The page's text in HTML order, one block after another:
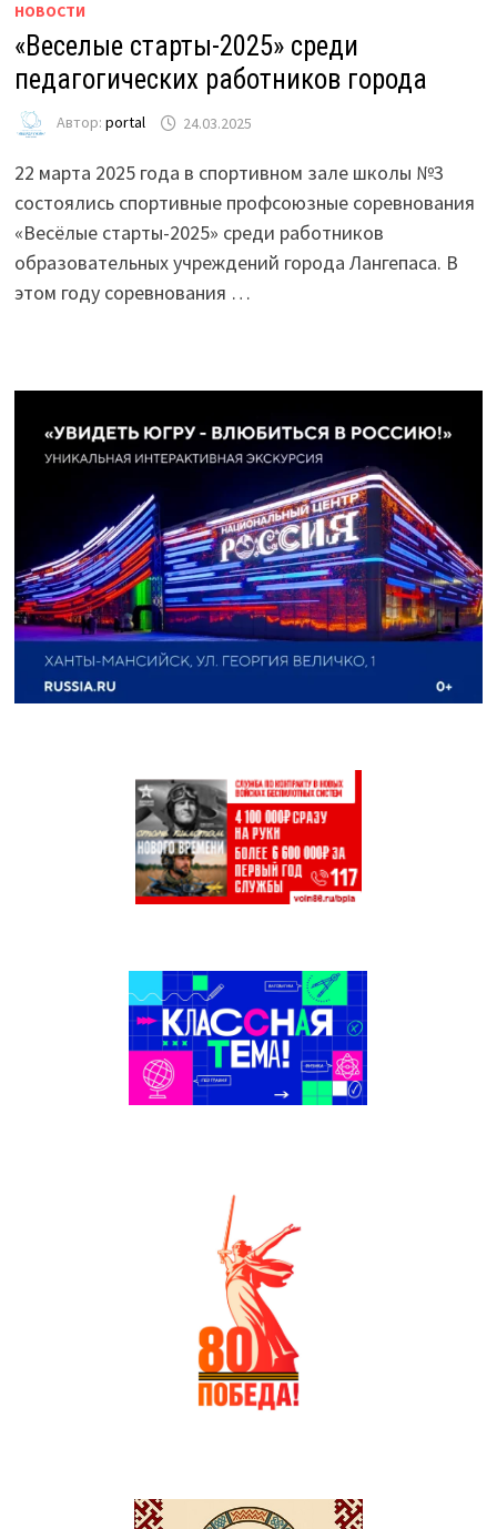
НОВОСТИ
«Веселые старты-2025» среди
педагогических работников города
Автор: portal 24.03.2025
22 марта 2025 года в спортивном зале школы №3
состоялись спортивные профсоюзные соревнования
«Весёлые старты-2025» среди работников
образовательных учреждений города Лангепаса. В
этом году соревнования …